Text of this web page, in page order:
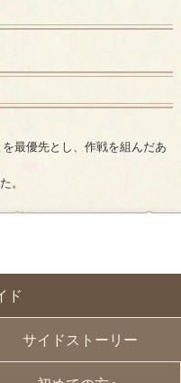
ド
サイドストーリー
最優先とし、作戦を組んだあ
。